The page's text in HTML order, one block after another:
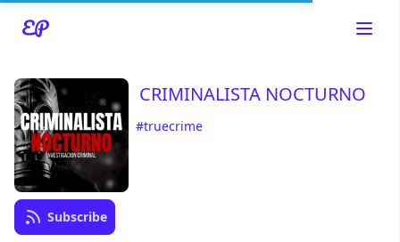
Read about our content policies
CRIMINALISTA NOCTURNO
#truecrime
Subscribe